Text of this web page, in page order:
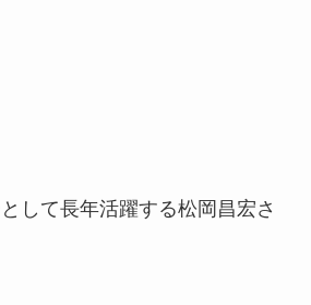
して長年活躍する松岡昌宏さ